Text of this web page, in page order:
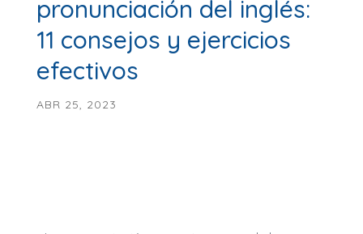
pronunciación del inglés:
11 consejos y ejercicios
efectivos
ABR 25, 2023